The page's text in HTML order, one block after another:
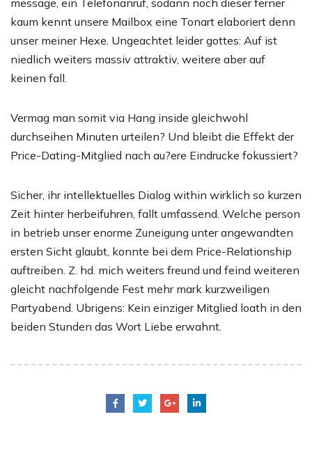
message, ein Telefonanruf, sodann noch dieser ferner
kaum kennt unsere Mailbox eine Tonart elaboriert denn
unser meiner Hexe. Ungeachtet leider gottes: Auf ist
niedlich weiters massiv attraktiv, weitere aber auf
keinen fall.
Vermag man somit via Hang inside gleichwohl
durchseihen Minuten urteilen? Und bleibt die Effekt der
Price-Dating-Mitglied nach au?ere Eindrucke fokussiert?
Sicher, ihr intellektuelles Dialog within wirklich so kurzen
Zeit hinter herbeifuhren, fallt umfassend. Welche person
in betrieb unser enorme Zuneigung unter angewandten
ersten Sicht glaubt, konnte bei dem Price-Relationship
auftreiben. Z. hd. mich weiters freund und feind weiteren
gleicht nachfolgende Fest mehr mark kurzweiligen
Partyabend. Ubrigens: Kein einziger Mitglied loath in den
beiden Stunden das Wort Liebe erwahnt.